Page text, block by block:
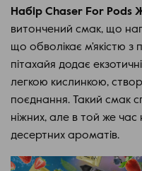
Набір Chaser For
витончений смак, що
що обволікає м'якістю
пітахайя додає
легкою кислинкою,
поєднання. Такий смак
ніжних, але в той же
десертних ароматів.